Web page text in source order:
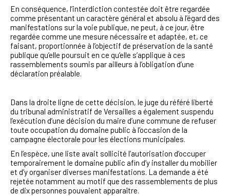
En conséquence, l’interdiction contestée doit être regardée
comme présentant un caractère général et absolu à l’égard des
manifestations sur la voie publique, ne peut, à ce jour, être
regardée comme une mesure nécessaire et adaptée, et, ce
faisant, proportionnée à l’objectif de préservation de la santé
publique qu’elle poursuit en ce qu’elle s’applique à ces
rassemblements soumis par ailleurs à l’obligation d’une
déclaration préalable.
Dans la droite ligne de cette décision, le juge du référé liberté
du tribunal administratif de Versailles a également suspendu
l’exécution d’une décision du maire d’une commune de refuser
toute occupation du domaine public à l’occasion de la
campagne électorale pour les élections municipales.
En l’espèce, une liste avait sollicité l’autorisation d’occuper
temporairement le domaine public afin d’y installer du mobilier
et d’y organiser diverses manifestations. La demande a été
rejetée notamment au motif que des rassemblements de plus
de dix personnes pouvaient apparaître.